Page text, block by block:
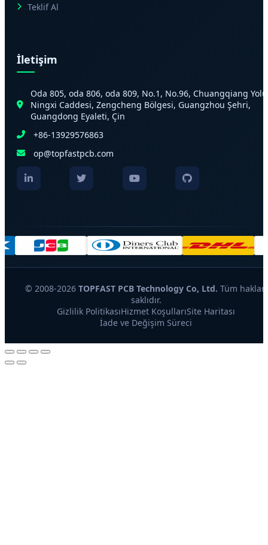
Teklif Al
İletişim
Oda 805, oda 806, oda 809, No.1, No.96, Chuangqiang
Ningxi Caddesi, Zengcheng Bölgesi, Guangzhou Şehri,
Guangdong Eyaleti, Çin
+86-13929576863
op@topfastpcb.com
© 2008-2026 TOPFAST PCB Technology Co, Ltd. Tüm hakları
saklıdır.
Gizlilik PolitikasıHizmet KoşullarıSite Haritası
İade ve Değişim Süreci